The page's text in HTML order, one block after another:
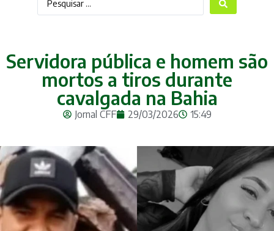
Servidora pública e homem são
mortos a tiros durante
cavalgada na Bahia
Jornal CFF 29/03/2026 15:49